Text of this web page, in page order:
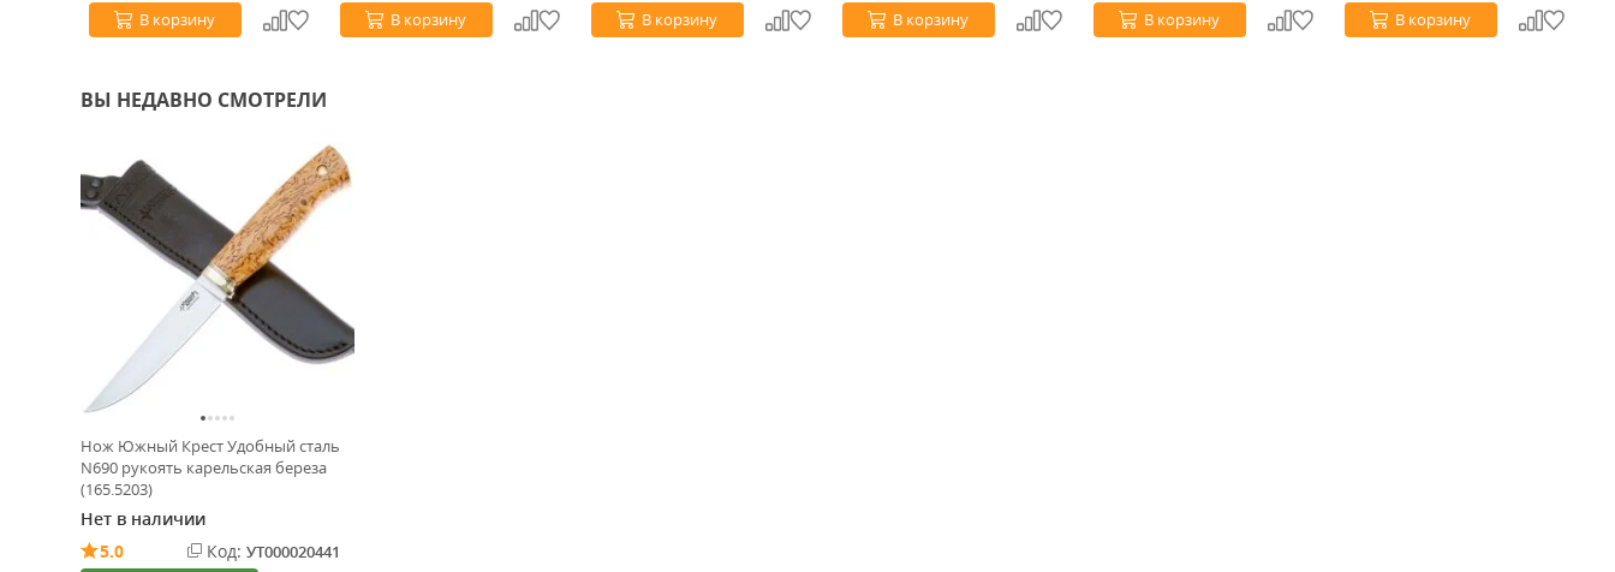
В корзину
В корзину
В корзину
В корзину
В корзину
В корзину
ВЫ НЕДАВНО СМОТРЕЛИ
Нож Южный Крест Удобный сталь
N690 рукоять карельская береза
(165.5203)
Нет в наличии
5.0
Код: УТ000020441